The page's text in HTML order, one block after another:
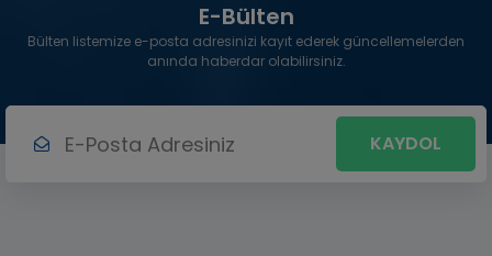
E-Bülten
Bülten listemize e-posta adresinizi kayıt ederek güncellemelerden
anında haberdar olabilirsiniz.
KAYDOL